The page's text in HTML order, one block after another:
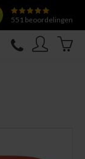
551 beoordelingen